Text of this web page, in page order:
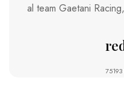
al team Gaetani
75193